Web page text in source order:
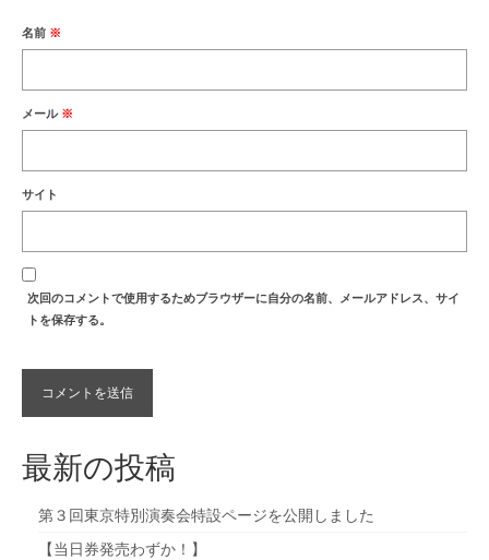
名前 ※
メール ※
サイト
次回のコメントで使用するためブラウザーに自分の名前、メールアドレス、サイ
トを保存する。
最新の投稿
第３回東京特別演奏会特設ページを公開しました
【当日券発売わずか！】